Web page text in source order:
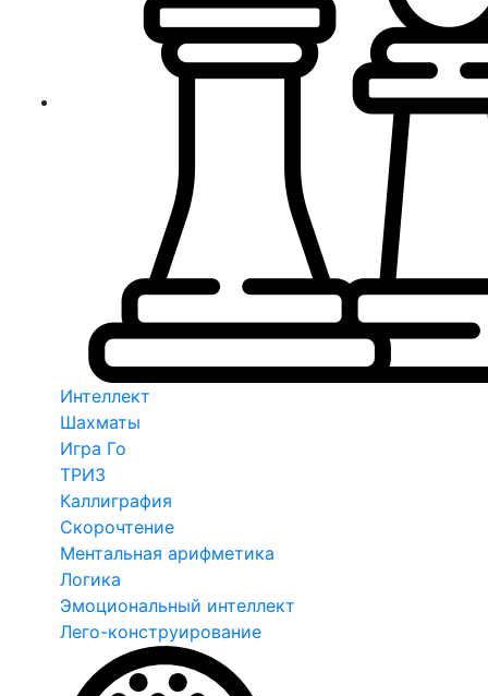
Интеллект
Шахматы
Игра Го
ТРИЗ
Каллиграфия
Скорочтение
Ментальная арифметика
Логика
Эмоциональный интеллект
Лего-конструирование